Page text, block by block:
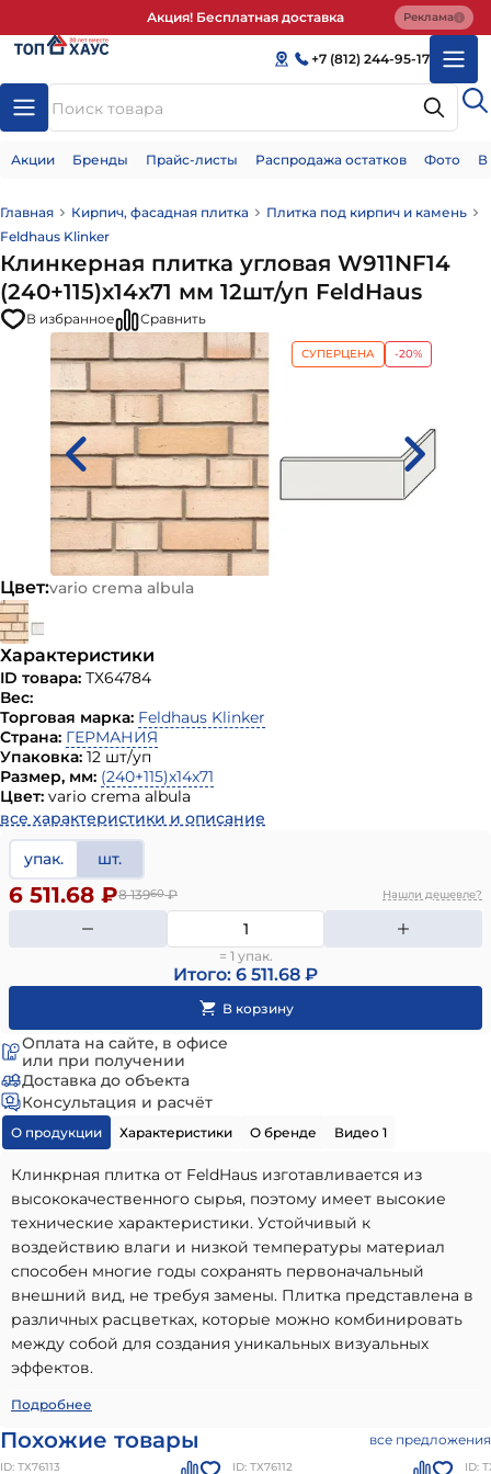
Акция! Бесплатная доставка Реклама
+7 (812) 244-95-17
Акции Бренды Прайс-листы Распродажа остатков Фото
Главная Кирпич, фасадная плитка
Плитка под кирпич и камень
Feldhaus Klinker
Клинкерная плитка угловая W911NF14
(240+115)x14x71 мм 12шт/уп FeldHaus
В избранное Сравнить
СУПЕРЦЕНА -20%
Цвет:vario crema albula
Характеристики
ID товара: ТХ64784
Вес:
Торговая марка: Feldhaus Klinker
Страна: ГЕРМАНИЯ
Упаковка: 12 шт/уп
Размер, мм: (240+115)x14x71
Цвет: vario crema albula
все характеристики и описание
упак. шт.
8 13960₽
6 511.68 ₽ Нашли дешевле?
= 1 упак.
Итого: 6 511.68 ₽
Оплата на сайте, в офисе
или при получении
Доставка до объекта
Консультация и расчёт
О продукции Характеристики О бренде Видео 1
Клинкрная плитка от FeldHaus изготавливается из
высококачественного сырья, поэтому имеет высокие
технические характеристики. Устойчивый к
воздействию влаги и низкой температуры материал
способен многие годы сохранять первоначальный
внешний вид, не требуя замены. Плитка представлена в
различных расцветках, которые можно комбинировать
между собой для создания уникальных визуальных
эффектов.
Клинкерная плитка угловая W911NF14 (240+115)x14x71 мм
идеально подходящий для использования в частном
Подробнее
Похожие товары все предложения
ID: ТХ76113 ID: ТХ76112 ID: